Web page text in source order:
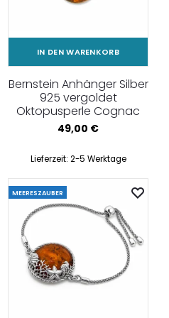
IN DEN WARENKORB
Bernstein Anhänger Silber
925 vergoldet
Oktopusperle Cognac
49,00 €
Lieferzeit: 2-5 Werktage
MEERESZAUBER